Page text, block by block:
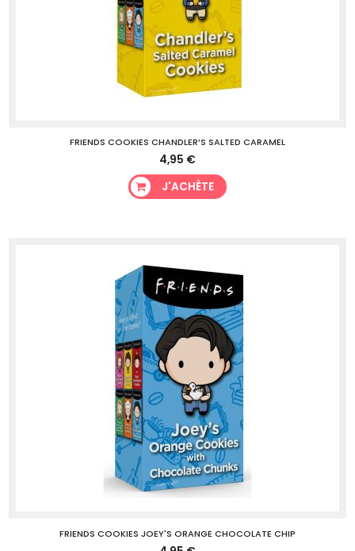
FRIENDS COOKIES CHANDLER’S SALTED CARAMEL
4,95 €
J'ACHÈTE
FRIENDS COOKIES JOEY'S ORANGE CHOCOLATE CHIP